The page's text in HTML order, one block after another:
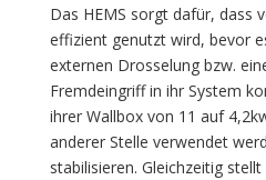
Das HEMS sorgt dafür, dass
effizient genutzt wird, bevor
externen Drosselung bzw.
Fremdeingriff in ihr System
ihrer Wallbox von 11 auf
anderer Stelle verwendet
stabilisieren. Gleichzeitig